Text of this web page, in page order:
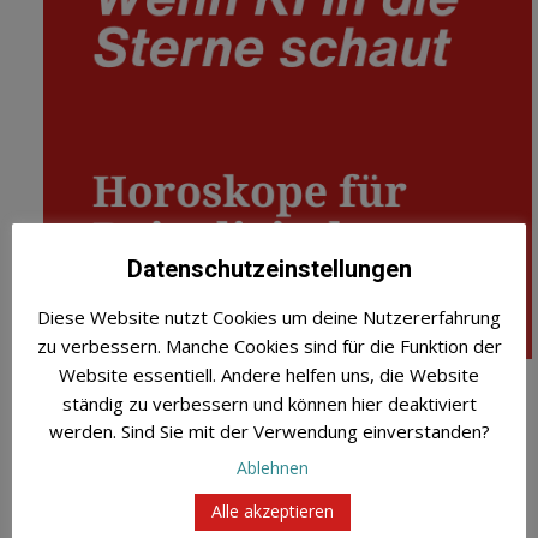
Habt Ihr Euch auch schon mal gefragt, was passiert,
wenn künstliche Intelligenz und uralte
Sternenweisheit aufeinandertreffen? Wir haben
genau das gewagt und ein Experiment gestartet! Wir
haben uns mit einem besonderen Co-Creator
Datenschutzeinstellungen
Diese Website nutzt Cookies um deine Nutzererfahrung
zu verbessern. Manche Cookies sind für die Funktion der
Website essentiell. Andere helfen uns, die Website
ständig zu verbessern und können hier deaktiviert
werden. Sind Sie mit der Verwendung einverstanden?
Ablehnen
Alle akzeptieren